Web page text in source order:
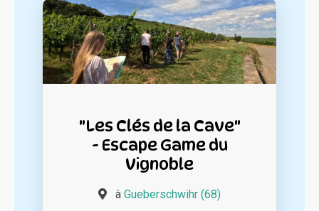
"Les Clés de la Cave"
- Escape Game du
Vignoble
à Gueberschwihr (68)